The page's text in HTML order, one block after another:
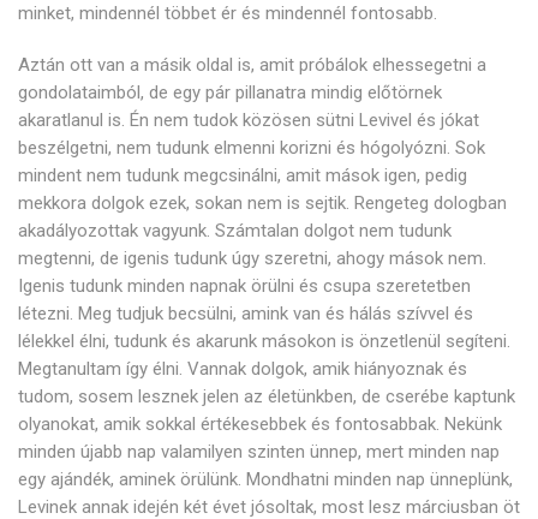
minket, mindennél többet ér és mindennél fontosabb.
Aztán ott van a másik oldal is, amit próbálok elhessegetni a
gondolataimból, de egy pár pillanatra mindig előtörnek
akaratlanul is. Én nem tudok közösen sütni Levivel és jókat
beszélgetni, nem tudunk elmenni korizni és hógolyózni. Sok
mindent nem tudunk megcsinálni, amit mások igen, pedig
mekkora dolgok ezek, sokan nem is sejtik. Rengeteg dologban
akadályozottak vagyunk. Számtalan dolgot nem tudunk
megtenni, de igenis tudunk úgy szeretni, ahogy mások nem.
Igenis tudunk minden napnak örülni és csupa szeretetben
létezni. Meg tudjuk becsülni, amink van és hálás szívvel és
lélekkel élni, tudunk és akarunk másokon is önzetlenül segíteni.
Megtanultam így élni. Vannak dolgok, amik hiányoznak és
tudom, sosem lesznek jelen az életünkben, de cserébe kaptunk
olyanokat, amik sokkal értékesebbek és fontosabbak. Nekünk
minden újabb nap valamilyen szinten ünnep, mert minden nap
egy ajándék, aminek örülünk. Mondhatni minden nap ünneplünk,
Levinek annak idején két évet jósoltak, most lesz márciusban öt